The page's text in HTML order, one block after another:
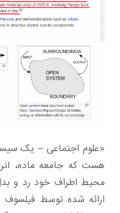
«علوم اجتماعی – یک
هست که جامعه ماده،
محیط اطراف خود رد و
ارائه شده توسط فیلسوف